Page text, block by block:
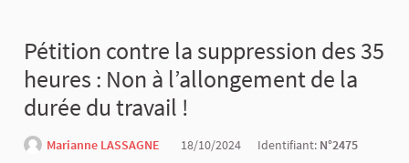
Pétition contre la suppression des 35
heures : Non à l’allongement de la
durée du travail !
Marianne LASSAGNE 18/10/2024 Identifiant: N°2475